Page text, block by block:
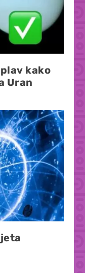
kako
Uran